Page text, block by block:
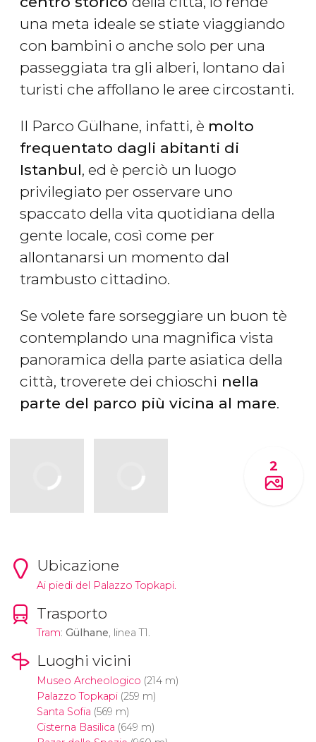
una meta ideale se stiate viaggiando
con bambini o anche solo per una
passeggiata tra gli alberi, lontano dai
turisti che affollano le aree circostanti.
Il Parco Gülhane, infatti, è molto
frequentato dagli abitanti di
Istanbul, ed è perciò un luogo
privilegiato per osservare uno
spaccato della vita quotidiana della
gente locale, così come per
allontanarsi un momento dal
trambusto cittadino.
Se volete fare sorseggiare un buon tè
contemplando una magnifica vista
panoramica della parte asiatica della
città, troverete dei chioschi nella
parte del parco più vicina al mare.
2
Ubicazione
Ai piedi del Palazzo Topkapi.
Trasporto
Tram: Gülhane, linea T1.
Luoghi vicini
Museo Archeologico (214 m)
Palazzo Topkapi(259 m)
Santa Sofia (569 m)
Cisterna Basilica (649 m)